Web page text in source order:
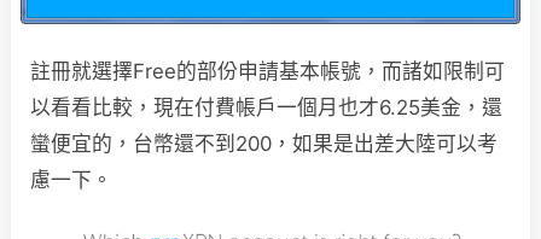
註冊就選擇Free的部份申請基本帳號，而諸如限制可
以看看比較，現在付費帳戶一個月也才6.25美金，還
蠻便宜的，台幣還不到200，如果是出差大陸可以考
慮一下。